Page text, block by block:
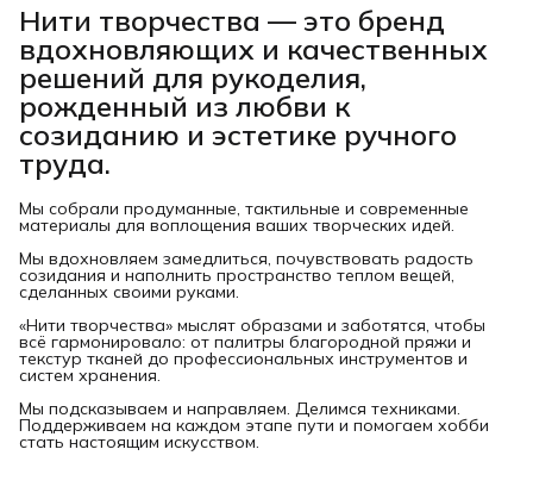
Нити творчества — это бренд
вдохновляющих и качественных
решений для рукоделия,
рожденный из любви к
созиданию и эстетике ручного
труда.
Мы собрали продуманные, тактильные и современные
материалы для воплощения ваших творческих идей.
Мы вдохновляем замедлиться, почувствовать радость
созидания и наполнить пространство теплом вещей,
сделанных своими руками.
«Нити творчества» мыслят образами и заботятся, чтобы
всё гармонировало: от палитры благородной пряжи и
текстур тканей до профессиональных инструментов и
систем хранения.
Мы подсказываем и направляем. Делимся техниками.
Поддерживаем на каждом этапе пути и помогаем хобби
стать настоящим искусством.